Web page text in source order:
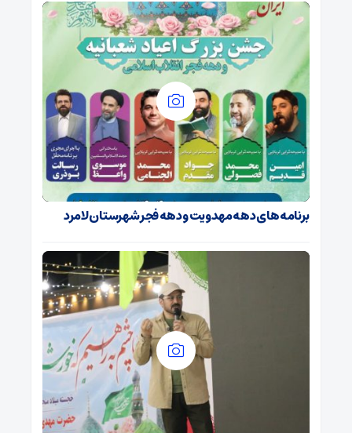
برنامه های دهه مهدویت و دهه فجر شهرستان لامرد